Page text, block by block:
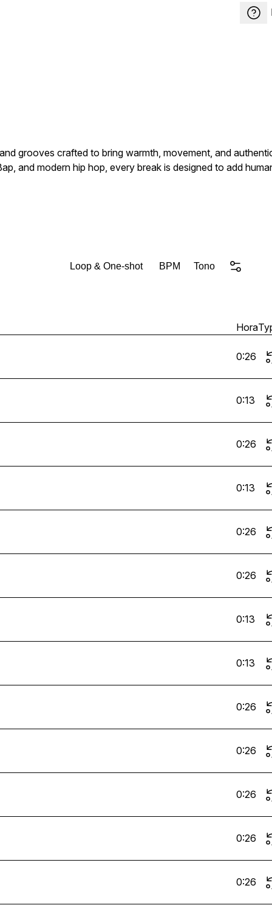
grooves crafted to bring warmth, movement, and
and modern hip hop, every break is designed to add
Loop & One-shot BPM Tono
Hora
0:26
0:13
0:26
0:13
0:26
0:26
0:13
0:13
0:26
0:26
0:26
0:26
0:26